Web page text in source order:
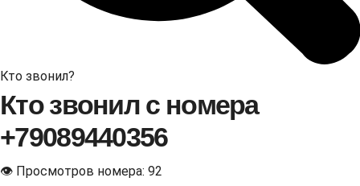
Кто звонил?
Кто звонил с номера
+79089440356
👁 Просмотров номера: 92